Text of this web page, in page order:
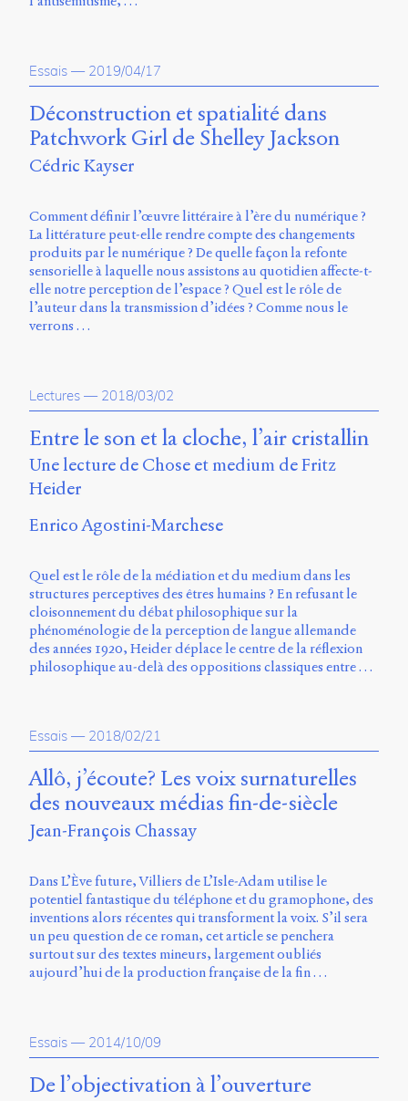
Vernon
Adams.
Ce
site
été
par
Julie
Blanc,
Maxime
Bouton,
Jérémy
De
Timothée
Guicherd,
Servanne
Monjour,
Nicolas
Sauret
Marcello
de
2018
2020.
Essais — 2019/04/17
Déconstruction et spatialité dans
Patchwork Girl de Shelley Jackson
Cédric Kayser
Comment définir l’œuvre littéraire à l’ère du numérique ?
La littérature peut-elle rendre compte des changements
produits par le numérique ? De quelle façon la refonte
sensorielle à laquelle nous assistons au quotidien affecte-t-
elle notre perception de l’espace ? Quel est le rôle de
l’auteur dans la transmission d’idées ? Comme nous le
verrons …
Lectures — 2018/03/02
Entre le son et la cloche, l’air cristallin
Une lecture de Chose et medium de Fritz
Heider
Enrico Agostini-Marchese
Quel est le rôle de la médiation et du medium dans les
structures perceptives des êtres humains ? En refusant le
cloisonnement du débat philosophique sur la
phénoménologie de la perception de langue allemande
des années 1920, Heider déplace le centre de la réflexion
philosophique au-delà des oppositions classiques entre …
Essais — 2018/02/21
Allô, j’écoute? Les voix surnaturelles
des nouveaux médias fin-de-siècle
Jean-François Chassay
Dans L’Ève future, Villiers de L’Isle-Adam utilise le
potentiel fantastique du téléphone et du gramophone, des
inventions alors récentes qui transforment la voix. S’il sera
un peu question de ce roman, cet article se penchera
surtout sur des textes mineurs, largement oubliés
aujourd’hui de la production française de la fin …
Essais — 2014/10/09
De l’objectivation à l’ouverture